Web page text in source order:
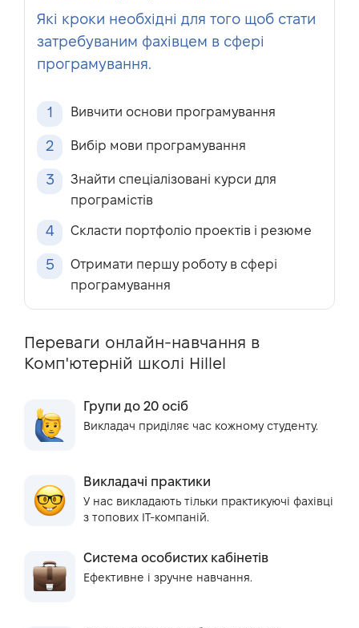
Які кроки необхідні для того щоб стати
затребуваним фахівцем в сфері
програмування.
1 Вивчити основи програмування
2 Вибір мови програмування
3
Знайти спеціалізовані курси для
програмістів
4 Скласти портфоліо проектів і резюме
5
Отримати першу роботу в сфері
програмування
Переваги онлайн-навчання в
Комп'ютерній школі Hillel
Групи до 20 осіб
Викладач приділяє час кожному студенту.
Викладачі практики
У нас викладають тільки практикуючі фахівці
з топових IT-компаній.
Система особистих кабінетів
Ефективне і зручне навчання.